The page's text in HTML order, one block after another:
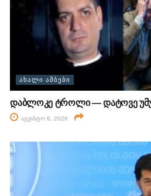
ᲐᲮᲐᲚᲘ ᲐᲛᲑᲔᲑᲘ
დაბლოკე ტროლი — დატოვე
აგვისტო 6, 2026